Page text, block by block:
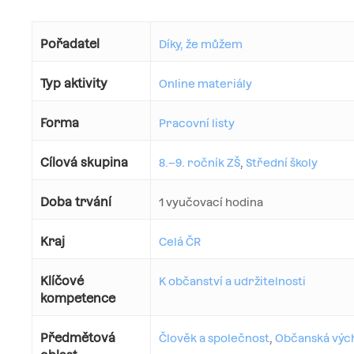
Pořadatel Díky, že můžem
Typ aktivity Online materiály
Forma Pracovní listy
Cílová skupina 8.–9. ročník ZŠ, Střední školy
Doba trvání 1 vyučovací hodina
Kraj Celá ČR
Klíčové
kompetence
K občanství a udržitelnosti
Předmětová
Člověk a společnost, Občanská